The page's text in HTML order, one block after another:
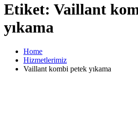
Etiket: Vaillant
yıkama
Home
Hizmetlerimiz
Vaillant kombi petek yıkama